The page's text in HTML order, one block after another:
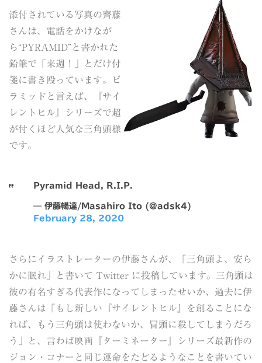
添付されている写真の齊藤
さんは、電話をかけなが
ら“PYRAMID”と書かれた
鉛筆で「来週！」とだけ付
箋に書き殴っています。ピ
ラミッドと言えば、『サイ
レントヒル』シリーズで超
が付くほど人気な三角頭様
です。
Pyramid Head, R.I.P.
— 伊藤暢達/Masahiro Ito (@adsk4)
February 28, 2020
さらにイラストレーターの伊藤さんが、「三角頭よ、安ら
かに眠れ」と書いて Twitter に投稿しています。三角頭は
彼の有名すぎる代表作になってしまったせいか、過去に伊
藤さんは「もし新しい『サイレントヒル』を創ることにな
れば、もう三角頭は使わないか、冒頭に殺してしまうだろ
う」と、言わば映画『ターミネーター』シリーズ最新作の
ジョン・コナーと同じ運命をたどるようなことを書いてい